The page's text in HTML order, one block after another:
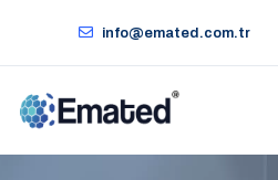
info@emated.com.tr